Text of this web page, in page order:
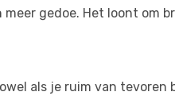
gedoe. Het loont om
als je ruim van tevoren